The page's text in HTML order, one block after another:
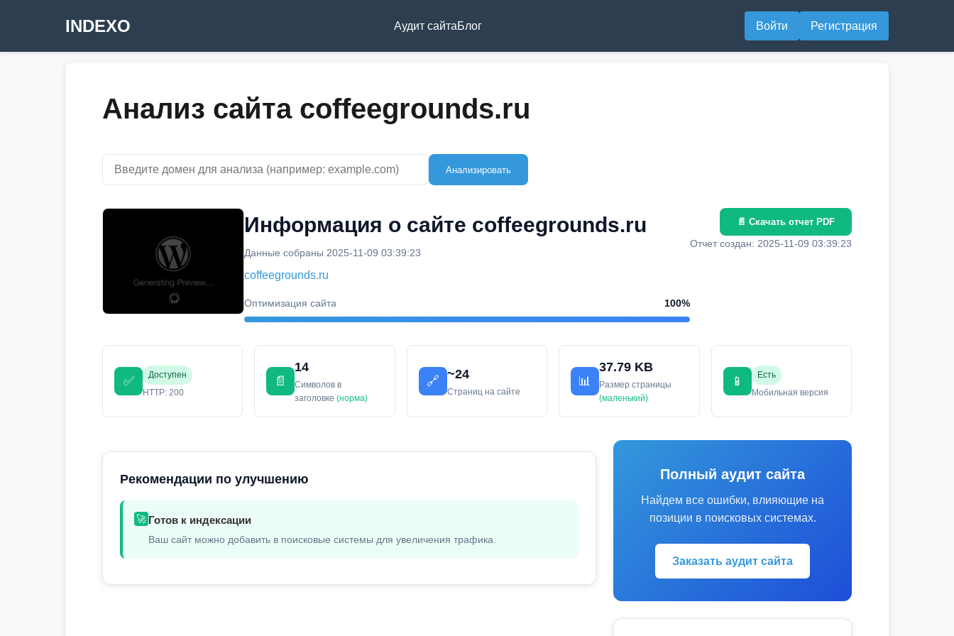
INDEXO Аудит сайтаБлог Войти Регистрация
Анализ сайта coffeegrounds.ru
Анализировать
Информация о сайте coffeegrounds.ru
Данные собраны 2025-11-09 03:39:23
coffeegrounds.ru
Оптимизация сайта 100%
📄 Скачать отчет PDF
Отчет создан: 2025-11-09 03:39:23
✅
Доступен
HTTP: 200
📄
14
Символов в
заголовке(норма)
🔗
~24
Страниц на сайте
📊
37.79 KB
Размер страницы
(маленький)
📱
Есть
Мобильная версия
Рекомендации по улучшению
🚀 Готов к индексации
Ваш сайт можно добавить в поисковые системы для увеличения трафика.
Полный аудит сайта
Найдем все ошибки, влияющие на
позиции в поисковых системах.
Заказать аудит сайта